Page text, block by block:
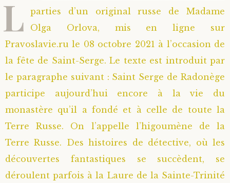
L
parties d’un original russe de Madame
Olga Orlova, mis en ligne sur
Pravoslavie.ru le 08 octobre 2021 à l’occasion de
la fête de Saint-Serge. Le texte est introduit par
le paragraphe suivant : Saint Serge de Radonège
participe aujourd’hui encore à la vie du
monastère qu’il a fondé et à celle de toute la
Terre Russe. On l’appelle l’higoumène de la
Terre Russe. Des histoires de détective, où les
découvertes fantastiques se succèdent, se
déroulent parfois à la Laure de la Sainte-Trinité